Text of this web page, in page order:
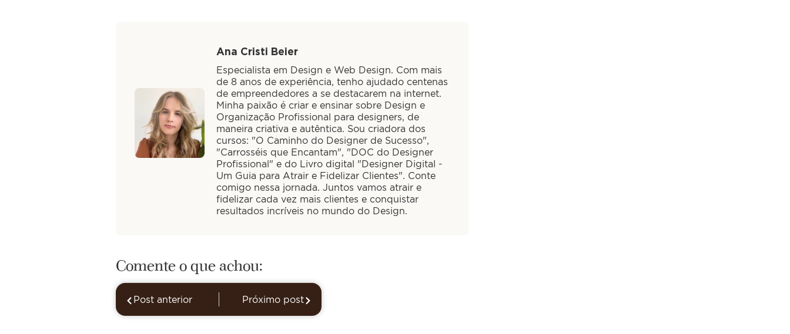
Ana Cristi Beier
Especialista em Design e Web Design. Com mais
de 8 anos de experiência, tenho ajudado centenas
de empreendedores a se destacarem na internet.
Minha paixão é criar e ensinar sobre Design e
Organização Profissional para designers, de
maneira criativa e autêntica. Sou criadora dos
cursos: "O Caminho do Designer de Sucesso",
"Carrosséis que Encantam", "DOC do Designer
Profissional" e do Livro digital "Designer Digital -
Um Guia para Atrair e Fidelizar Clientes". Conte
comigo nessa jornada. Juntos vamos atrair e
fidelizar cada vez mais clientes e conquistar
resultados incríveis no mundo do Design.
Comente o que achou:
Post anterior Próximo post